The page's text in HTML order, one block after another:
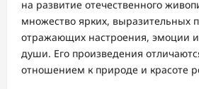
на развитие отечественного
множество ярких, выразительных
отражающих настроения, эмоции и
души. Его произведения
отношением к природе и красоте